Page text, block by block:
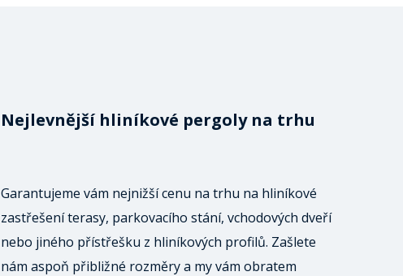
Nejlevnější hliníkové pergoly na trhu
Garantujeme vám nejnižší cenu na trhu na hliníkové
zastřešení terasy, parkovacího stání, vchodových dveří
nebo jiného přístřešku z hliníkových profilů. Zašlete
nám aspoň přibližné rozměry a my vám obratem